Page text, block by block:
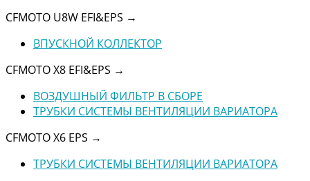
CFMOTO U8W EFI&EPS →
ВПУСКНОЙ КОЛЛЕКТОР
CFMOTO X8 EFI&EPS →
ВОЗДУШНЫЙ ФИЛЬТР В СБОРЕ
ТРУБКИ СИСТЕМЫ ВЕНТИЛЯЦИИ ВАРИАТОРА
CFMOTO X6 EPS →
ТРУБКИ СИСТЕМЫ ВЕНТИЛЯЦИИ ВАРИАТОРА